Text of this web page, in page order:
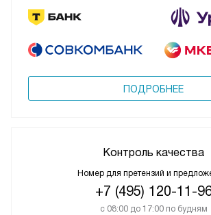
ПОДРОБНЕЕ
Контроль качества
Номер для претензий и
+7 (495) 120-11-
с 08:00 до 17:00 по будням